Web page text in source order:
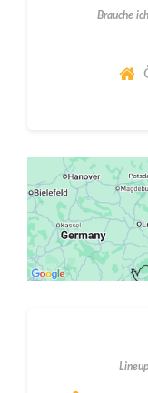
Brauche